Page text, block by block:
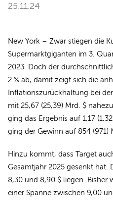
25.11.24
New York – Zwar stiegen die
Supermarktgiganten im 3.
2023. Doch der
2 % ab, damit zeigt sich die
Inflationszurückhaltung bei
mit 25,67 (25,39) Mrd. $
ging das Ergebnis auf 1,17
ging der Gewinn auf 854 (971)
Hinzu kommt, dass Target
Gesamtjahr 2025 gesenkt hat.
8,30 und 8,90 $ liegen. Bisher
einer Spanne zwischen 9,00